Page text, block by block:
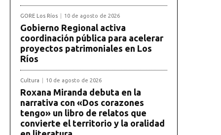
GORE Los Ríos 10 de agosto de 2026
Gobierno Regional activa
coordinación pública para acelerar
proyectos patrimoniales en Los
Ríos
Cultura 10 de agosto de 2026
Roxana Miranda debuta en la
narrativa con «Dos corazones
tengo» un libro de relatos que
convierte el territorio y la oralidad